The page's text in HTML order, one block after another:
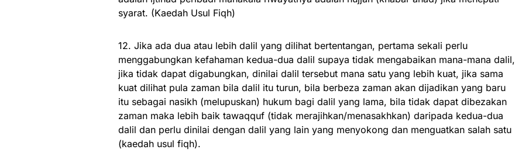
syarat. (Kaedah Usul Fiqh)
12. Jika ada dua atau lebih dalil yang dilihat bertentangan, pertama sekali perlu
menggabungkan kefahaman kedua-dua dalil supaya tidak mengabaikan mana-mana dalil,
jika tidak dapat digabungkan, dinilai dalil tersebut mana satu yang lebih kuat, jika sama
kuat dilihat pula zaman bila dalil itu turun, bila berbeza zaman akan dijadikan yang baru
itu sebagai nasikh (melupuskan) hukum bagi dalil yang lama, bila tidak dapat dibezakan
zaman maka lebih baik tawaqquf (tidak merajihkan/menasakhkan) daripada kedua-dua
dalil dan perlu dinilai dengan dalil yang lain yang menyokong dan menguatkan salah satu
(kaedah usul fiqh).